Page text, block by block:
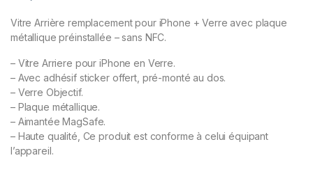
Vitre Arrière remplacement pour iPhone + Verre avec plaque
métallique préinstallée – sans NFC.
– Vitre Arriere pour iPhone en Verre.
– Avec adhésif sticker offert, pré-monté au dos.
– Verre Objectif.
– Plaque métallique.
– Aimantée MagSafe.
– Haute qualité, Ce produit est conforme à celui équipant
l’appareil.